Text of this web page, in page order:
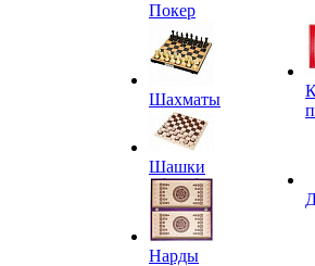
Покер
Шахматы
Шашки
Нарды